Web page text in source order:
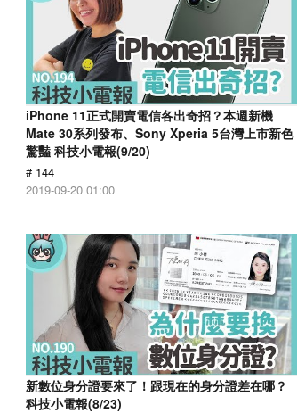
iPhone 11正式開賣電信各出奇招？本週新機
Mate 30系列發布、Sony Xperia 5台灣上市新色
驚豔 科技小電報(9/20)
# 144
2019-09-20 01:00
新數位身分證要來了！跟現在的身分證差在哪？
科技小電報(8/23)